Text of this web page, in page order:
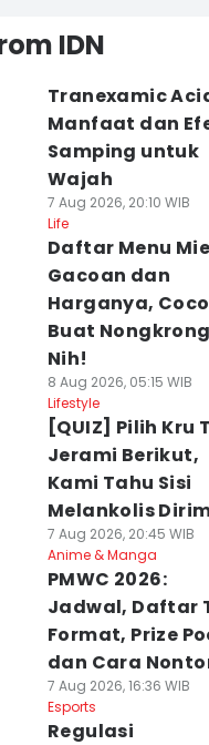
IDN
Tranexamic
Manfaat dan
Samping untuk
Wajah
7 Aug 2026, 20:10 WIB
Life
Daftar Menu Mie
Gacoan dan
Harganya,
Buat
Nih!
8 Aug 2026, 05:15 WIB
Lifestyle
[QUIZ] Pilih Kru
Jerami Berikut,
Kami Tahu Sisi
Melankolis
7 Aug 2026, 20:45 WIB
Anime & Manga
PMWC 2026:
Jadwal, Daftar
Format, Prize
dan Cara
7 Aug 2026, 16:36 WIB
Esports
Regulasi